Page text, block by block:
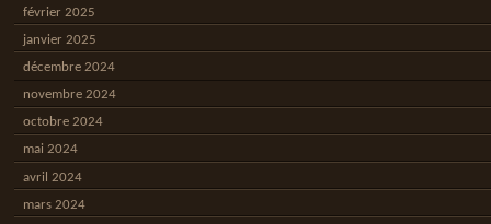
février 2025
janvier 2025
décembre 2024
novembre 2024
octobre 2024
mai 2024
avril 2024
mars 2024